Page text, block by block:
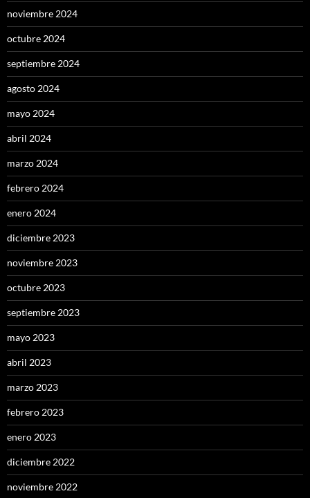
noviembre 2024
octubre 2024
septiembre 2024
agosto 2024
mayo 2024
abril 2024
marzo 2024
febrero 2024
enero 2024
diciembre 2023
noviembre 2023
octubre 2023
septiembre 2023
mayo 2023
abril 2023
marzo 2023
febrero 2023
enero 2023
diciembre 2022
noviembre 2022